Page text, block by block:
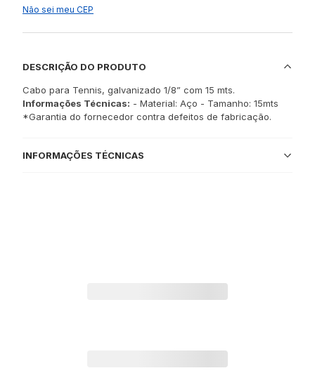
Não sei meu CEP
DESCRIÇÃO DO PRODUTO
Cabo para Tennis, galvanizado 1/8” com 15 mts.
Informações Técnicas: - Material: Aço - Tamanho: 15mts
*Garantia do fornecedor contra defeitos de fabricação.
INFORMAÇÕES TÉCNICAS